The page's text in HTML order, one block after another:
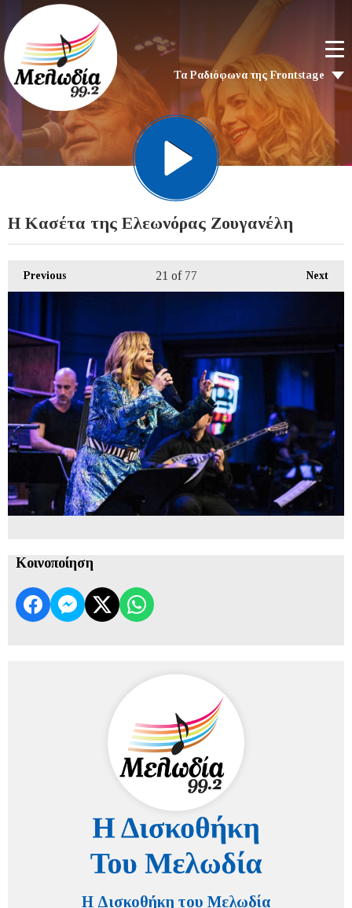
Τα Ραδιόφωνα της Frontstage
Η Κασέτα της Ελεωνόρας Ζουγανέλη
Previous Next
21 of 77
Κοινοποίηση
Η Δισκοθήκη του Μελωδία